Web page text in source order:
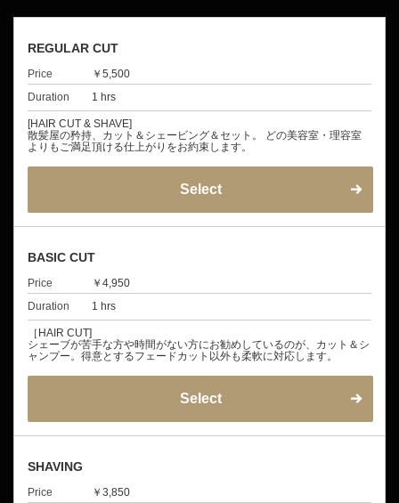
REGULAR CUT
Price
￥5,500
Duration
1 hrs
[HAIR CUT & SHAVE]
散髪屋の矜持、カット＆シェービング＆セット。 どの美容室・理容室
よりもご満足頂ける仕上がりをお約束します。
Select
BASIC CUT
Price
￥4,950
Duration
1 hrs
［HAIR CUT]
シェーブが苦手な方や時間がない方にお勧めしているのが、カット＆シ
ャンプー。得意とするフェードカット以外も柔軟に対応します。
Select
SHAVING
Price
￥3,850